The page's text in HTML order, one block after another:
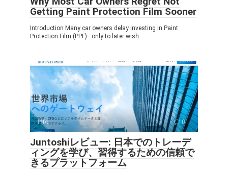
Getting Paint Protection Film Sooner
Introduction Many car owners delay investing in Paint
Protection Film (PPF)—only to later wish
Info 0
Juntoshiレビュー: 日本でのトレーデ
ィングを学び、習得するための信頼で
きるプラットフォーム